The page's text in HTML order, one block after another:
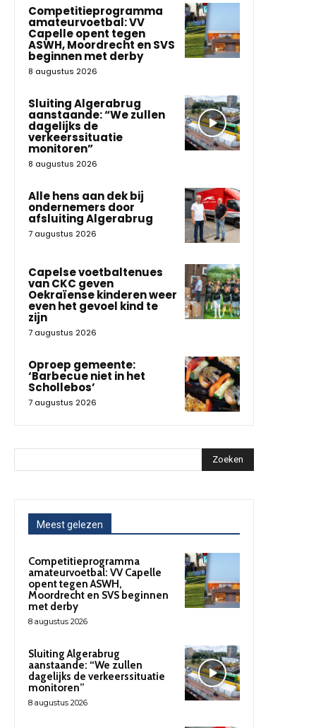
Competitieprogramma
amateurvoetbal: VV
Capelle opent tegen
ASWH, Moordrecht en SVS
beginnen met derby
8 augustus 2026
Sluiting Algerabrug
aanstaande: “We zullen
dagelijks de
verkeerssituatie
monitoren”
8 augustus 2026
Alle hens aan dek bij
ondernemers door
afsluiting Algerabrug
7 augustus 2026
Capelse voetbaltenues
van CKC geven
Oekraïense kinderen weer
even het gevoel kind te
zijn
7 augustus 2026
Oproep gemeente:
‘Barbecue niet in het
Schollebos’
7 augustus 2026
Zoeken
Meest gelezen
Competitieprogramma
amateurvoetbal: VV Capelle
opent tegen ASWH,
Moordrecht en SVS beginnen
met derby
8 augustus 2026
Sluiting Algerabrug
aanstaande: “We zullen
dagelijks de verkeerssituatie
monitoren”
8 augustus 2026